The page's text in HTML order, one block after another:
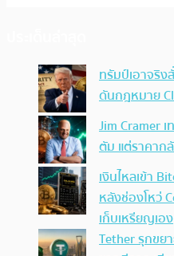
ทรัมป์เอาจริง
ดันกฎหมาย
Jim Cramer
ตัม แต่ราคาก
เงินไหลเข้า
หลังช่องโหว่
เก็บเหรียญเอง
Tether รุกขย